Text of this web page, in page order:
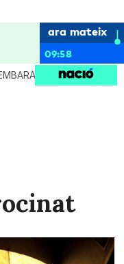
ara mateix
09:58
CRIANÇA